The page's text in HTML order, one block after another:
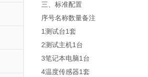
三、标准配置
序号名称数量备注
1测试台1套
2测试主机1台
3笔记本电脑1台
4温度传感器1套